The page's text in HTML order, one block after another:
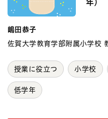
年）
嶋田恭子
佐賀大学教育学部附属小学校
授業に役立つ 小学校
低学年